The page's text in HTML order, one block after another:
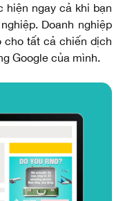
hiện ngay cả khi bạn
Doanh nghiệp
cho tất cả chiến dịch
Google của mình.